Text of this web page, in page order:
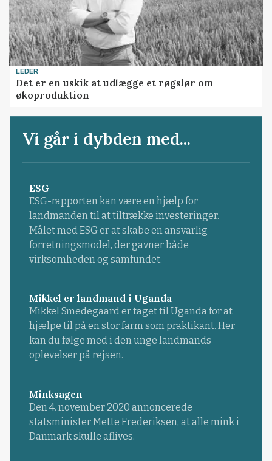
LEDER
Det er en uskik at udlægge et røgslør om
økoproduktion
Vi går i dybden med...
ESG
ESG-rapporten kan være en hjælp for
landmanden til at tiltrække investeringer.
Målet med ESG er at skabe en ansvarlig
forretningsmodel, der gavner både
virksomheden og samfundet.
Mikkel er landmand i Uganda
Mikkel Smedegaard er taget til Uganda for at
hjælpe til på en stor farm som praktikant. Her
kan du følge med i den unge landmands
oplevelser på rejsen.
Minksagen
Den 4. november 2020 annoncerede
statsminister Mette Frederiksen, at alle mink i
Danmark skulle aflives.